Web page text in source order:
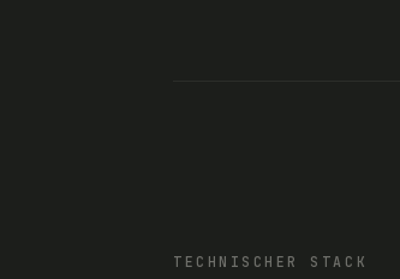
TECHNISCHER STACK